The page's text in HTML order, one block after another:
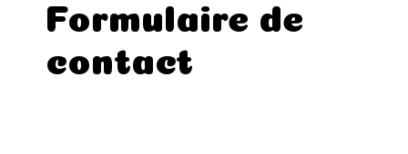
Formulaire de
contact